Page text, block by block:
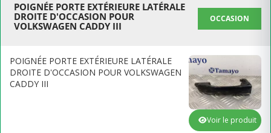
POIGNÉE PORTE EXTÉRIEURE LATÉRALE
DROITE D'OCCASION POUR
VOLKSWAGEN CADDY III
OCCASION
POIGNÉE PORTE EXTÉRIEURE LATÉRALE
DROITE D'OCCASION POUR VOLKSWAGEN
CADDY III
Voir le produit